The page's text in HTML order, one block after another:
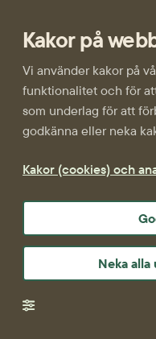
Kakor på
Vi använder kakor på
funktionalitet och för
som underlag för att
godkänna eller neka
Kakor (cookies) och
Neka alla